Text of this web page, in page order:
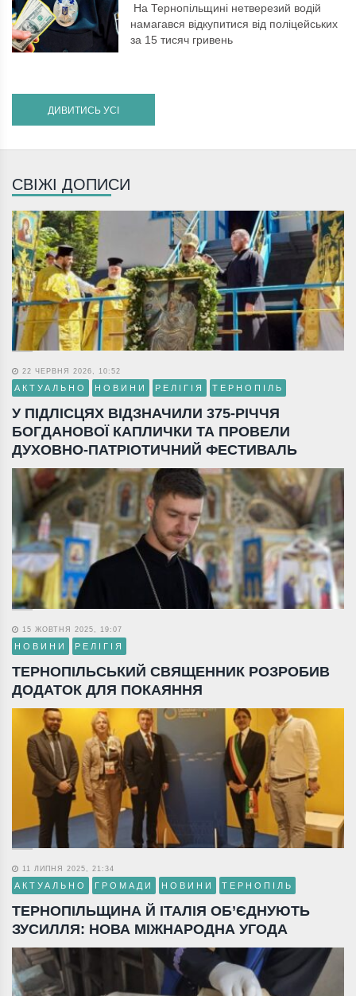
На Тернопільщині нетверезий водій
намагався відкупитися від поліцейських
за 15 тисяч гривень
ДИВИТИСЬ УСІ
СВІЖІ ДОПИСИ
22 ЧЕРВНЯ 2026, 10:52
АКТУАЛЬНО НОВИНИ РЕЛІГІЯ ТЕРНОПІЛЬ
У ПІДЛІСЦЯХ ВІДЗНАЧИЛИ 375-РІЧЧЯ
БОГДАНОВОЇ КАПЛИЧКИ ТА ПРОВЕЛИ
ДУХОВНО-ПАТРІОТИЧНИЙ ФЕСТИВАЛЬ
15 ЖОВТНЯ 2025, 19:07
НОВИНИ РЕЛІГІЯ
ТЕРНОПІЛЬСЬКИЙ СВЯЩЕННИК РОЗРОБИВ
ДОДАТОК ДЛЯ ПОКАЯННЯ
11 ЛИПНЯ 2025, 21:34
АКТУАЛЬНО ГРОМАДИ НОВИНИ ТЕРНОПІЛЬ
ТЕРНОПІЛЬЩИНА Й ІТАЛІЯ ОБ’ЄДНУЮТЬ
ЗУСИЛЛЯ: НОВА МІЖНАРОДНА УГОДА